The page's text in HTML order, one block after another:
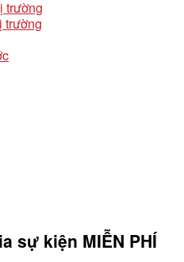
trường
trường
sự kiện MIỄN PHÍ